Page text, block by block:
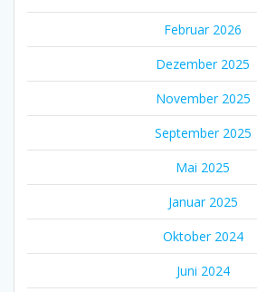
Februar 2026
Dezember 2025
November 2025
September 2025
Mai 2025
Januar 2025
Oktober 2024
Juni 2024